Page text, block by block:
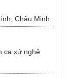
Châu Minh
ca xứ nghệ